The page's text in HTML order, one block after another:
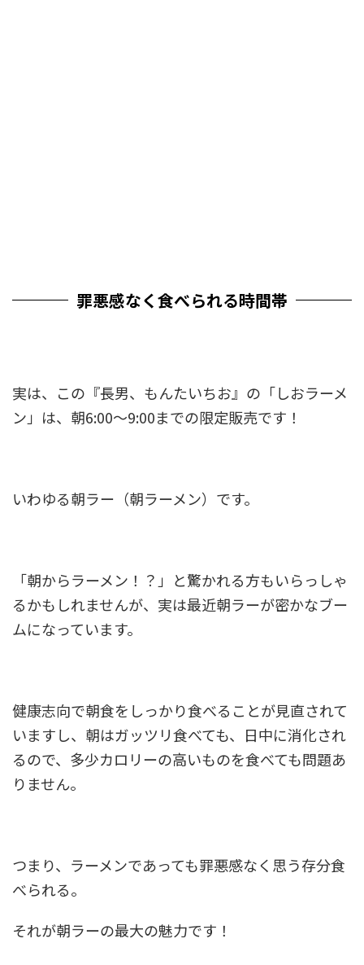
罪悪感なく食べられる時間帯
実は、この『長男、もんたいちお』の「しおラーメ
ン」は、 朝6:00～9:00までの限定販売です！
いわゆる朝ラー（朝ラーメン）です。
「朝からラーメン！？」と驚かれる方もいらっしゃ
るかもしれませんが、実は最近朝ラーが密かなブー
ムになっています。
健康志向で朝食をしっかり食べることが見直されて
いますし、朝はガッツリ食べても、日中に消化され
るので、多少カロリーの高いものを食べても問題あ
りません。
つまり、 ラーメンであっても罪悪感なく思う存分食
べられる。
それが朝ラーの最大の魅力です！